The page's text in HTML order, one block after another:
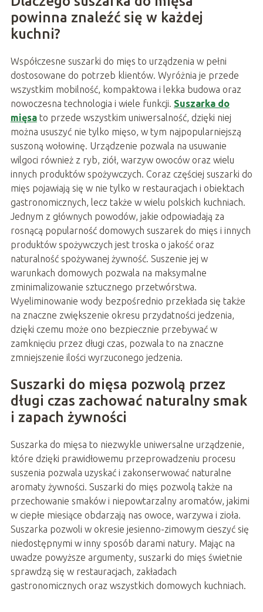
powinna znaleźć się w każdej
kuchni?
Współczesne suszarki do mięs to urządzenia w pełni
dostosowane do potrzeb klientów. Wyróżnia je przede
wszystkim mobilność, kompaktowa i lekka budowa oraz
nowoczesna technologia i wiele funkcji. Suszarka do
mięsato przede wszystkim uniwersalność, dzięki niej
można ususzyć nie tylko mięso, w tym najpopularniejszą
suszoną wołowinę. Urządzenie pozwala na usuwanie
wilgoci również z ryb, ziół, warzyw owoców oraz wielu
innych produktów spożywczych. Coraz częściej suszarki do
mięs pojawiają się w nie tylko w restauracjach i obiektach
gastronomicznych, lecz także w wielu polskich kuchniach.
Jednym z głównych powodów, jakie odpowiadają za
rosnącą popularność domowych suszarek do mięs i innych
produktów spożywczych jest troska o jakość oraz
naturalność spożywanej żywność. Suszenie jej w
warunkach domowych pozwala na maksymalne
zminimalizowanie sztucznego przetwórstwa.
Wyeliminowanie wody bezpośrednio przekłada się także
na znaczne zwiększenie okresu przydatności jedzenia,
dzięki czemu może ono bezpiecznie przebywać w
zamknięciu przez długi czas, pozwala to na znaczne
zmniejszenie ilości wyrzuconego jedzenia.
Suszarki do mięsa pozwolą przez
długi czas zachować naturalny smak
i zapach żywności
Suszarka do mięsa to niezwykle uniwersalne urządzenie,
które dzięki prawidłowemu przeprowadzeniu procesu
suszenia pozwala uzyskać i zakonserwować naturalne
aromaty żywności. Suszarki do mięs pozwolą także na
przechowanie smaków i niepowtarzalny aromatów, jakimi
w ciepłe miesiące obdarzają nas owoce, warzywa i zioła.
Suszarka pozwoli w okresie jesienno-zimowym cieszyć się
niedostępnymi w inny sposób darami natury. Mając na
uwadze powyższe argumenty, suszarki do mięs świetnie
sprawdzą się w restauracjach, zakładach
gastronomicznych oraz wszystkich domowych kuchniach.